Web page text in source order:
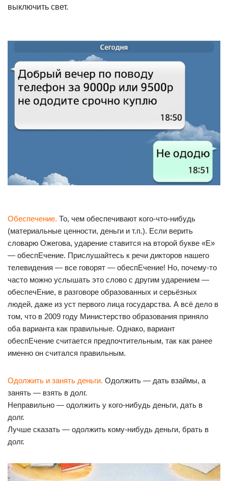
выключить свет.
Обеспечение. То, чем обеспечивают кого-что-нибудь
(материальные ценности, деньги и т.п.). Если верить
словарю Ожегова, ударение ставится на второй букве «Е»
— обеспЕчение. Прислушайтесь к речи дикторов нашего
телевидения — все говорят — обеспЕчение! Но, почему-то
часто можно услышать это слово с другим ударением —
обеспечЕние, в разговоре образованных и серьёзных
людей, даже из уст первого лица государства. А всё дело в
том, что в 2009 году Министерство образования приняло
оба варианта как правильные. Однако, вариант
обеспЕчение считается предпочтительным, так как ранее
именно он считался правильным.
Одолжить и занять деньги. Одолжить — дать взаймы, а
занять — взять в долг.
Неправильно — одолжить у кого-нибудь деньги, дать в
долг.
Лучше сказать — одолжить кому-нибудь деньги, брать в
долг.